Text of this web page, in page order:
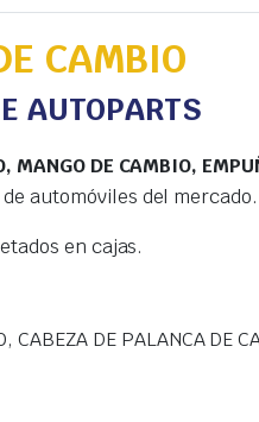
CAMBIO
AUTOPARTS
MANGO DE CAMBIO,
automóviles del mercado.
en cajas.
DE PALANCA DE